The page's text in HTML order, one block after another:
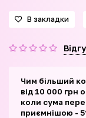
В закладки
Чим більший
від 10 000 грн
коли сума
приємнішою -